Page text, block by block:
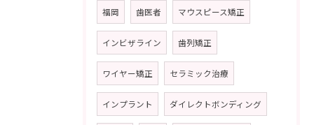
福岡 歯医者 マウスピース矯正
インビザライン 歯列矯正
ワイヤー矯正 セラミック治療
インプラント ダイレクトボンディング